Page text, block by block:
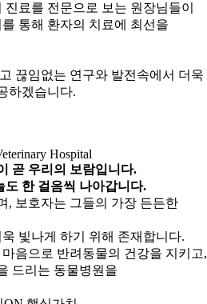
료를 전문으로 보는 원장님들이
통해 환자의 치료에 최선을
끊임없는 연구와 발전속에서 더욱
하겠습니다.
Hospital
곧 우리의 보람입니다.
도 한 걸음씩 나아갑니다.
, 보호자는 그들의 가장 든든한
빛나게 하기 위해 존재합니다.
음으로 반려동물의 건강을 지키고,
드리는 동물병원을